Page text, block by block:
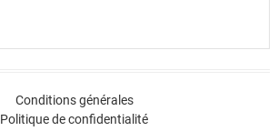
Conditions générales
Politique de confidentialité